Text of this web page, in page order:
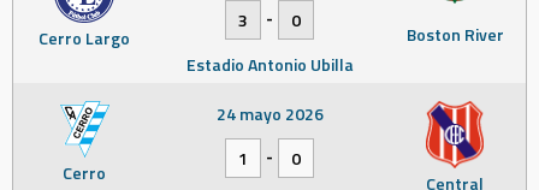
Cerro Largo Boston River
3
-
0
Estadio Antonio Ubilla
Cerro Central
24 mayo 2026
1
-
0